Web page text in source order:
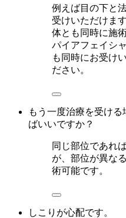
例えば目の下と
受けいただけま
体とも同時に施
パイアフェイシ
も同時にお受け
ださい。
もう一度治療を受け
ばいいですか？
同じ部位であれ
が、部位が異な
術可能です。
しこりが心配です。